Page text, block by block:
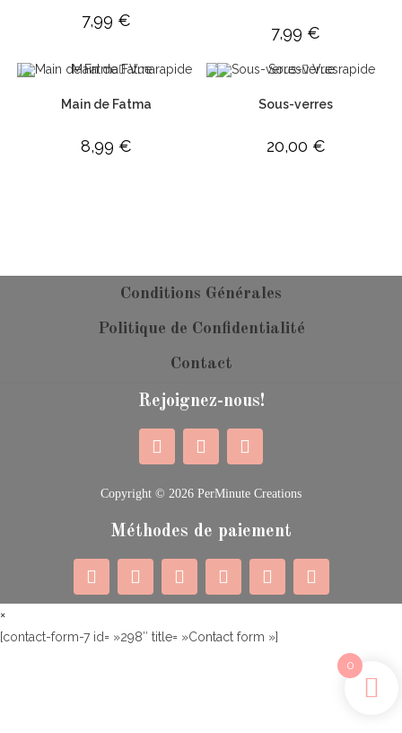
7,99 €
7,99 €
Vue rapide
Main de Fatma
8,99 €
Vue rapide
Sous-verres
20,00 €
Conditions Générales
Politique de Confidentialité
Contact
Rejoignez-nous!
Copyright © 2026 PerMinute Creations
Méthodes de paiement
0
×
[contact-form-7 id= »298″ title= »Contact form »]